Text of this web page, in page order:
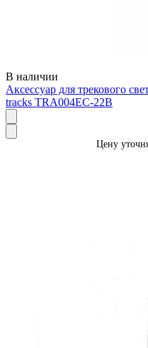
В наличии
Аксессуар для трекового
tracks TRA004EC-22B
Цену